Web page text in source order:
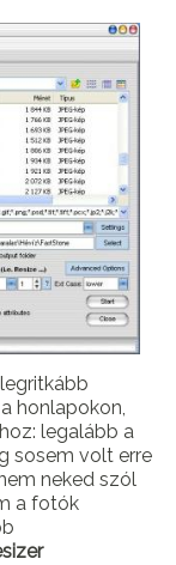
honlapokon,
legalább a
sosem volt erre
neked szól
a fotók